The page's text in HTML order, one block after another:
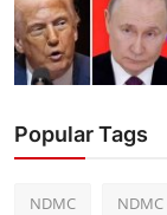
Popular Tags
NDMC